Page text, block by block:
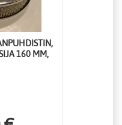
160 MM,